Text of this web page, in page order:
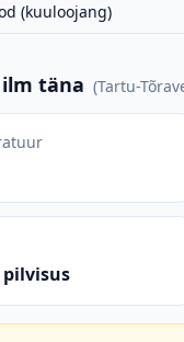
(kuuloojang)
täna (Tartu-